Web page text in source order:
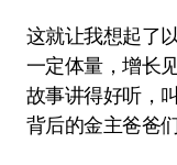
这就让我想起了
一定体量，增长
故事讲得好听，
背后的金主爸爸